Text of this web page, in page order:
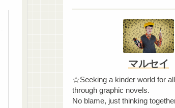
マルセイ
☆Seeking a kinder world for
through graphic novels.
No blame, just thinking